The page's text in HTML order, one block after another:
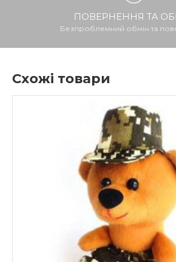
ПОВЕРНЕННЯ ТА
Безпроблемний обмін та
Схожі товари